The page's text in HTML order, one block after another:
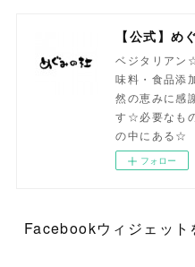
ベジタリア
味料・食品添
然の恵みに感
す☆必要なも
の中にある☆
フォロー
Facebookウィジェット